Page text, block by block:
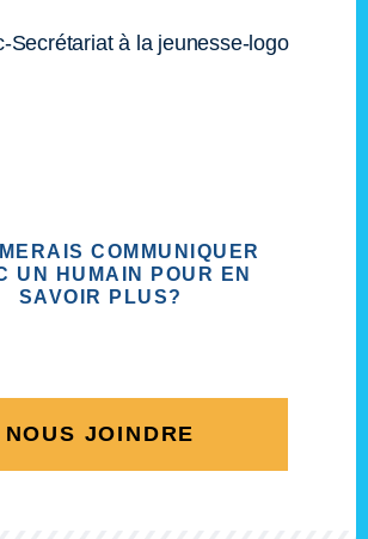
COMMUNIQUER
UN HUMAIN POUR EN
SAVOIR PLUS?
NOUS JOINDRE